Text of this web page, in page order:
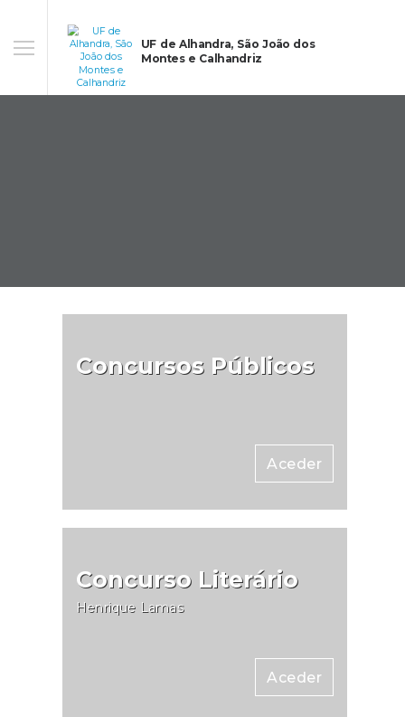
UF de Alhandra, São João dos
Montes e Calhandriz
Concursos Públicos
Aceder
Concurso Literário
Henrique Lamas
Aceder